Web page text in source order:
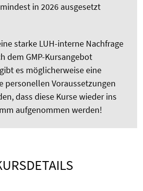
in 2026 ausgesetzt
starke LUH-interne Nachfrage
dem GMP-Kursangebot
es möglicherweise eine
personellen Voraussetzungen
dass diese Kurse wieder ins
aufgenommen werden!